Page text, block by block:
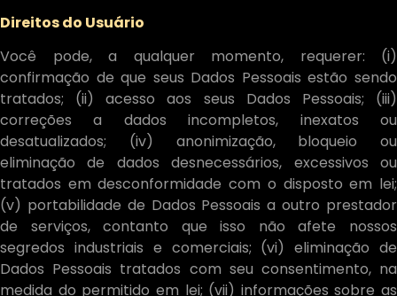
Direitos do Usuário
Você pode, a qualquer momento, requerer: (i)
confirmação de que seus Dados Pessoais estão sendo
tratados; (ii) acesso aos seus Dados Pessoais; (iii)
correções a dados incompletos, inexatos ou
desatualizados; (iv) anonimização, bloqueio ou
eliminação de dados desnecessários, excessivos ou
tratados em desconformidade com o disposto em lei;
(v) portabilidade de Dados Pessoais a outro prestador
de serviços, contanto que isso não afete nossos
segredos industriais e comerciais; (vi) eliminação de
Dados Pessoais tratados com seu consentimento, na
medida do permitido em lei; (vii) informações sobre as